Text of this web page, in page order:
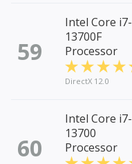
59
Intel Core i7-
13700F
Processor
DirectX 12.0
60
Intel Core i7-
13700
Processor